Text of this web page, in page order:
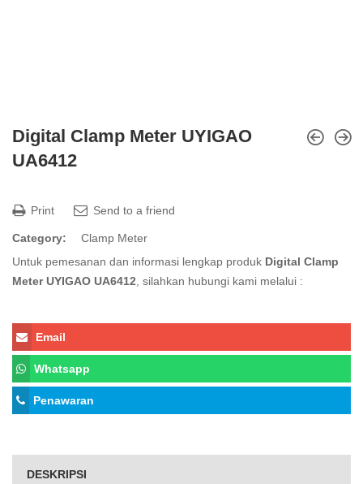
Digital Clamp Meter UYIGAO
UA6412
Print Send to a friend
Category:
Clamp Meter
Untuk pemesanan dan informasi lengkap produk Digital Clamp
Meter UYIGAO UA6412 , silahkan hubungi kami melalui :
Email
Whatsapp
Penawaran
DESKRIPSI